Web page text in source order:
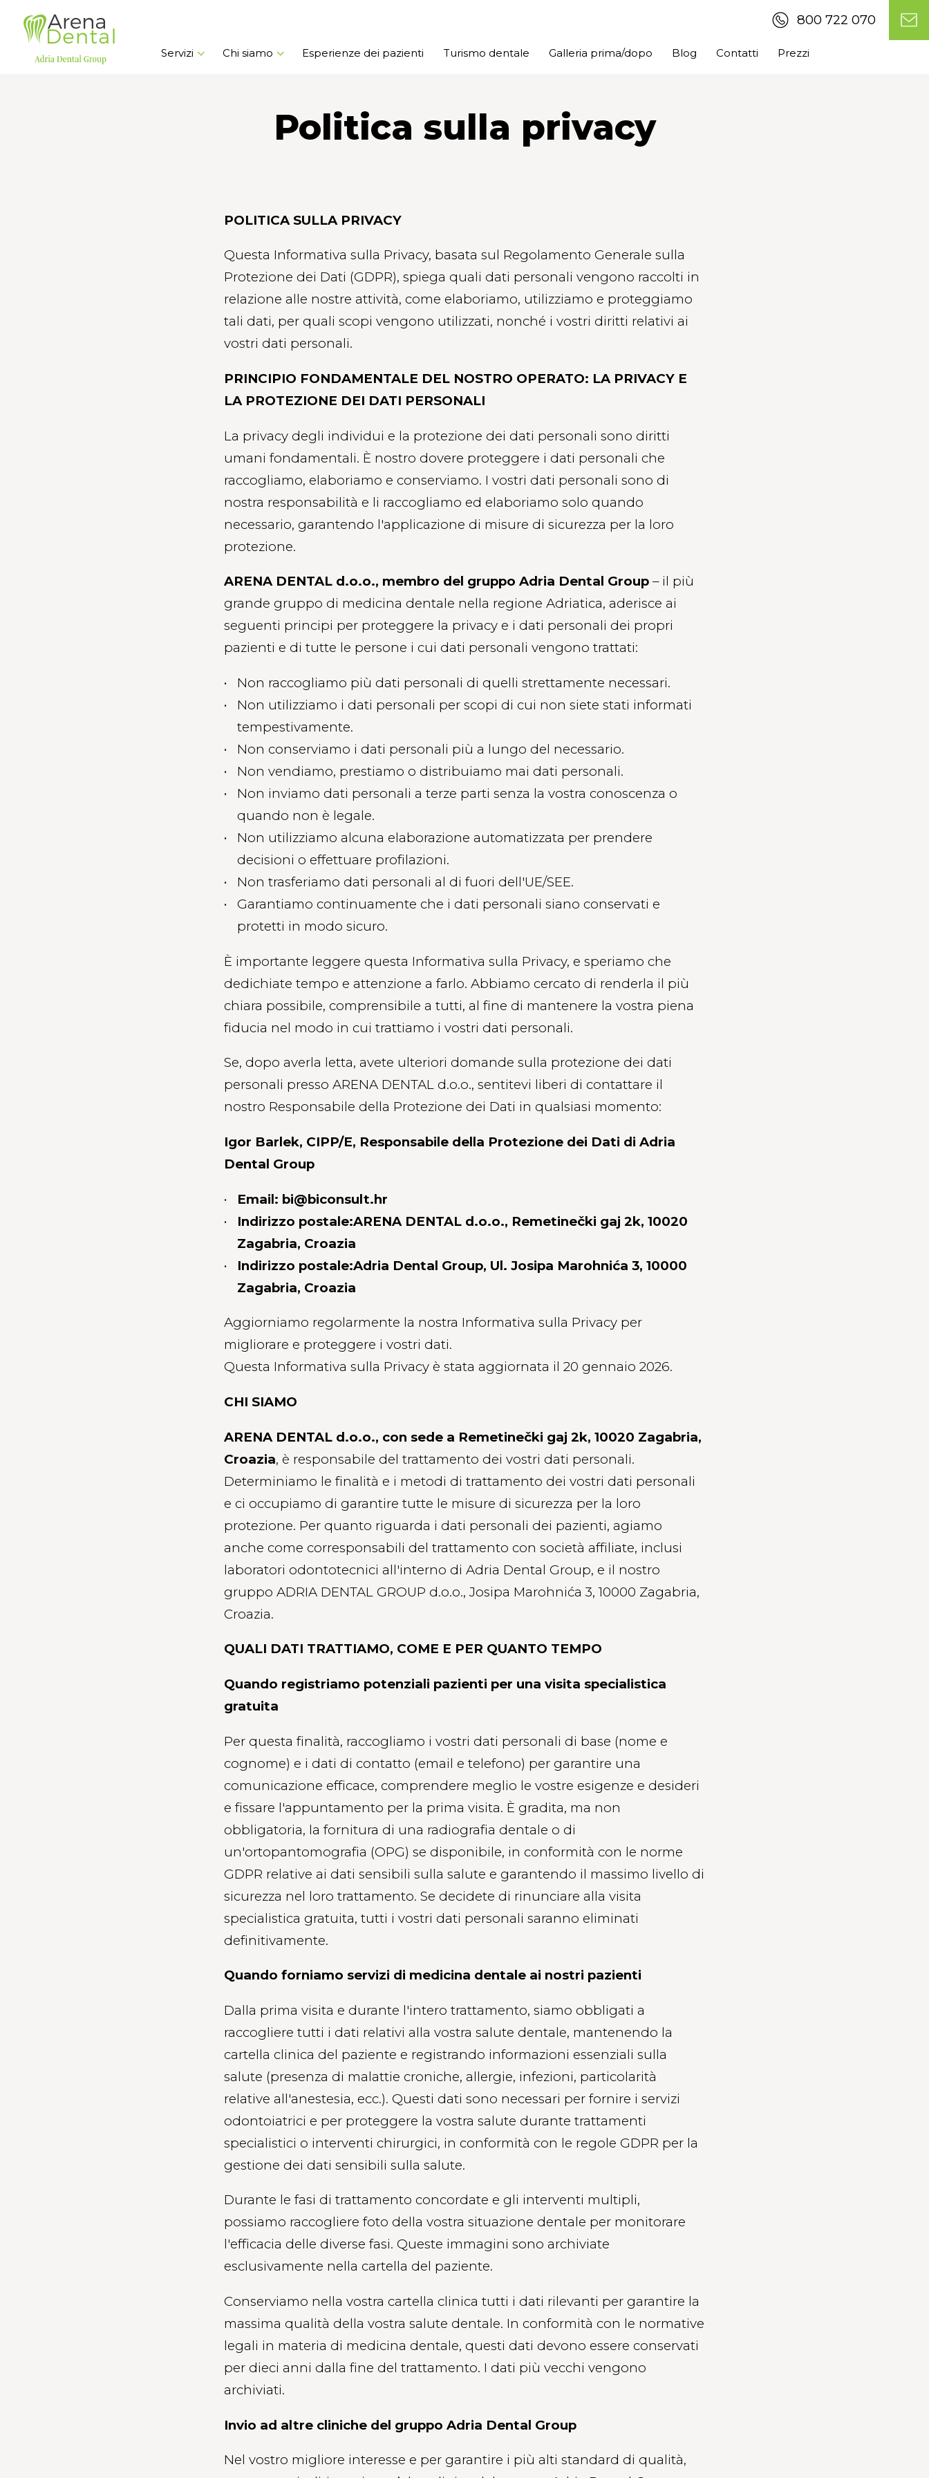
800 722 070
Servizi Chi siamo Esperienze dei pazienti Turismo dentale Galleria prima/dopo Blog Contatti Prezzi
Politica sulla privacy
POLITICA SULLA PRIVACY
Questa Informativa sulla Privacy, basata sul Regolamento Generale sulla
Protezione dei Dati (GDPR), spiega quali dati personali vengono raccolti in
relazione alle nostre attività, come elaboriamo, utilizziamo e proteggiamo
tali dati, per quali scopi vengono utilizzati, nonché i vostri diritti relativi ai
vostri dati personali.
PRINCIPIO FONDAMENTALE DEL NOSTRO OPERATO: LA PRIVACY E
LA PROTEZIONE DEI DATI PERSONALI
La privacy degli individui e la protezione dei dati personali sono diritti
umani fondamentali. È nostro dovere proteggere i dati personali che
raccogliamo, elaboriamo e conserviamo. I vostri dati personali sono di
nostra responsabilità e li raccogliamo ed elaboriamo solo quando
necessario, garantendo l'applicazione di misure di sicurezza per la loro
protezione.
ARENA DENTAL d.o.o., membro del gruppo Adria Dental Group – il più
grande gruppo di medicina dentale nella regione Adriatica, aderisce ai
seguenti principi per proteggere la privacy e i dati personali dei propri
pazienti e di tutte le persone i cui dati personali vengono trattati:
Non raccogliamo più dati personali di quelli strettamente necessari.
Non utilizziamo i dati personali per scopi di cui non siete stati informati
tempestivamente.
Non conserviamo i dati personali più a lungo del necessario.
Non vendiamo, prestiamo o distribuiamo mai dati personali.
Non inviamo dati personali a terze parti senza la vostra conoscenza o
quando non è legale.
Non utilizziamo alcuna elaborazione automatizzata per prendere
decisioni o effettuare profilazioni.
Non trasferiamo dati personali al di fuori dell'UE/SEE.
Garantiamo continuamente che i dati personali siano conservati e
protetti in modo sicuro.
È importante leggere questa Informativa sulla Privacy, e speriamo che
dedichiate tempo e attenzione a farlo. Abbiamo cercato di renderla il più
chiara possibile, comprensibile a tutti, al fine di mantenere la vostra piena
fiducia nel modo in cui trattiamo i vostri dati personali.
Se, dopo averla letta, avete ulteriori domande sulla protezione dei dati
personali presso ARENA DENTAL d.o.o., sentitevi liberi di contattare il
nostro Responsabile della Protezione dei Dati in qualsiasi momento:
Igor Barlek, CIPP/E, Responsabile della Protezione dei Dati di Adria
Dental Group
Email: bi@biconsult.hr
Indirizzo postale:ARENA DENTAL d.o.o., Remetinečki gaj 2k, 10020
Zagabria, Croazia
Indirizzo postale:Adria Dental Group, Ul. Josipa Marohnića 3, 10000
Zagabria, Croazia
Aggiorniamo regolarmente la nostra Informativa sulla Privacy per
migliorare e proteggere i vostri dati.
Questa Informativa sulla Privacy è stata aggiornata il 20 gennaio 2026.
CHI SIAMO
ARENA DENTAL d.o.o., con sede a Remetinečki gaj 2k, 10020 Zagabria,
Croazia, è responsabile del trattamento dei vostri dati personali.
Determiniamo le finalità e i metodi di trattamento dei vostri dati personali
e ci occupiamo di garantire tutte le misure di sicurezza per la loro
protezione. Per quanto riguarda i dati personali dei pazienti, agiamo
anche come corresponsabili del trattamento con società affiliate, inclusi
laboratori odontotecnici all'interno di Adria Dental Group, e il nostro
gruppo ADRIA DENTAL GROUP d.o.o., Josipa Marohnića 3, 10000 Zagabria,
Croazia.
QUALI DATI TRATTIAMO, COME E PER QUANTO TEMPO
Quando registriamo potenziali pazienti per una visita specialistica
gratuita
Per questa finalità, raccogliamo i vostri dati personali di base (nome e
cognome) e i dati di contatto (email e telefono) per garantire una
comunicazione efficace, comprendere meglio le vostre esigenze e desideri
e fissare l'appuntamento per la prima visita. È gradita, ma non
obbligatoria, la fornitura di una radiografia dentale o di
un'ortopantomografia (OPG) se disponibile, in conformità con le norme
GDPR relative ai dati sensibili sulla salute e garantendo il massimo livello di
sicurezza nel loro trattamento. Se decidete di rinunciare alla visita
specialistica gratuita, tutti i vostri dati personali saranno eliminati
definitivamente.
Quando forniamo servizi di medicina dentale ai nostri pazienti
Dalla prima visita e durante l'intero trattamento, siamo obbligati a
raccogliere tutti i dati relativi alla vostra salute dentale, mantenendo la
cartella clinica del paziente e registrando informazioni essenziali sulla
salute (presenza di malattie croniche, allergie, infezioni, particolarità
relative all'anestesia, ecc.). Questi dati sono necessari per fornire i servizi
odontoiatrici e per proteggere la vostra salute durante trattamenti
specialistici o interventi chirurgici, in conformità con le regole GDPR per la
gestione dei dati sensibili sulla salute.
Durante le fasi di trattamento concordate e gli interventi multipli,
possiamo raccogliere foto della vostra situazione dentale per monitorare
l'efficacia delle diverse fasi. Queste immagini sono archiviate
esclusivamente nella cartella del paziente.
Conserviamo nella vostra cartella clinica tutti i dati rilevanti per garantire la
massima qualità della vostra salute dentale. In conformità con le normative
legali in materia di medicina dentale, questi dati devono essere conservati
per dieci anni dalla fine del trattamento. I dati più vecchi vengono
archiviati.
Invio ad altre cliniche del gruppo Adria Dental Group
Nel vostro migliore interesse e per garantire i più alti standard di qualità,